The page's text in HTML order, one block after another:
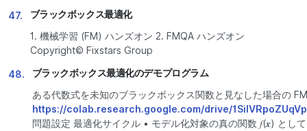
47.
ブラックボックス最適化
1. 機械学習 (FM) ハンズオン 2. FMQA ハンズオン
Copyright© Fixstars Group
48.
ブラックボックス最適化のデモプログラム
ある代数式を未知のブラックボックス関数と見なした場合の
https://colab.research.google.com/drive/
問題設定 最適化サイクル • モデル化対象の真の関数 𝑓(𝒙) とし